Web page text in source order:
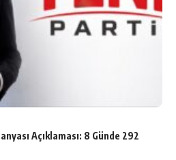
Açıklaması: 8 Günde 292